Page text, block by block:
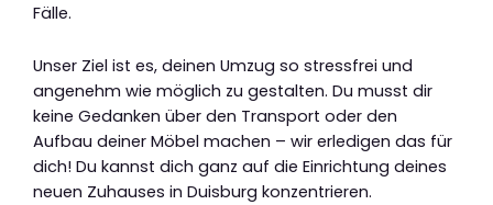
Fälle.
Unser Ziel ist es, deinen Umzug so stressfrei und
angenehm wie möglich zu gestalten. Du musst dir
keine Gedanken über den Transport oder den
Aufbau deiner Möbel machen – wir erledigen das für
dich! Du kannst dich ganz auf die Einrichtung deines
neuen Zuhauses in Duisburg konzentrieren.